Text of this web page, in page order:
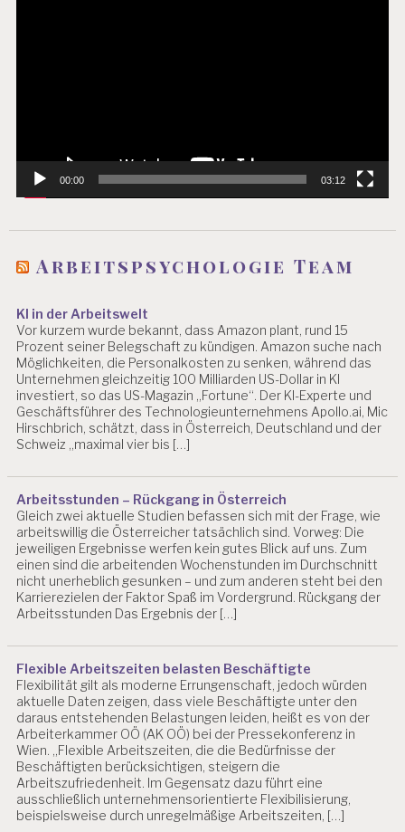
S
P
Y
H
O
G
IE
A
R
B
EI
S
Y
C
O
L
O
IE
L
Z
B
U
R
G
B
00:00 03:12
Arbeitspsychologie Team
KI in der Arbeitswelt
Vor kurzem wurde bekannt, dass Amazon plant, rund 15
Prozent seiner Belegschaft zu kündigen. Amazon suche nach
Möglichkeiten, die Personalkosten zu senken, während das
Unternehmen gleichzeitig 100 Milliarden US-Dollar in KI
investiert, so das US-Magazin „Fortune“. Der KI-Experte und
Geschäftsführer des Technologieunternehmens Apollo.ai, Mic
Hirschbrich, schätzt, dass in Österreich, Deutschland und der
Schweiz „maximal vier bis […]
Arbeitsstunden – Rückgang in Österreich
Gleich zwei aktuelle Studien befassen sich mit der Frage, wie
arbeitswillig die Österreicher tatsächlich sind. Vorweg: Die
jeweiligen Ergebnisse werfen kein gutes Blick auf uns. Zum
einen sind die arbeitenden Wochenstunden im Durchschnitt
nicht unerheblich gesunken – und zum anderen steht bei den
Karrierezielen der Faktor Spaß im Vordergrund. Rückgang der
Arbeitsstunden Das Ergebnis der […]
Flexible Arbeitszeiten belasten Beschäftigte
Flexibilität gilt als moderne Errungenschaft, jedoch würden
aktuelle Daten zeigen, dass viele Beschäftigte unter den
daraus entstehenden Belastungen leiden, heißt es von der
Arbeiterkammer OÖ (AK OÖ) bei der Pressekonferenz in
Wien. „Flexible Arbeitszeiten, die die Bedürfnisse der
Beschäftigten berücksichtigen, steigern die
Arbeitszufriedenheit. Im Gegensatz dazu führt eine
ausschließlich unternehmensorientierte Flexibilisierung,
beispielsweise durch unregelmäßige Arbeitszeiten, […]